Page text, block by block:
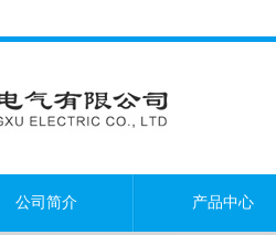
公司简介 产品中心